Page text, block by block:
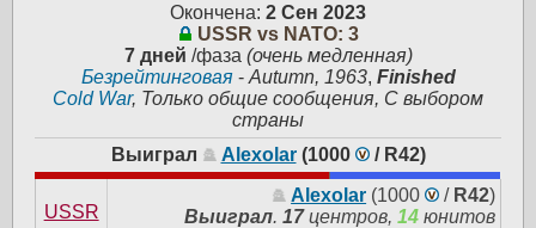
Окончена: 2 Сен 2023
USSR vs NATO: 3
7 дней /фаза (очень медленная)
Безрейтинговая- Autumn, 1963, Finished
Cold War, Только общие сообщения, С выбором
страны
Выиграл
Alexolar (1000 / R42)
USSR
Alexolar (1000 / R42)
Выиграл.17центров,14 юнитов